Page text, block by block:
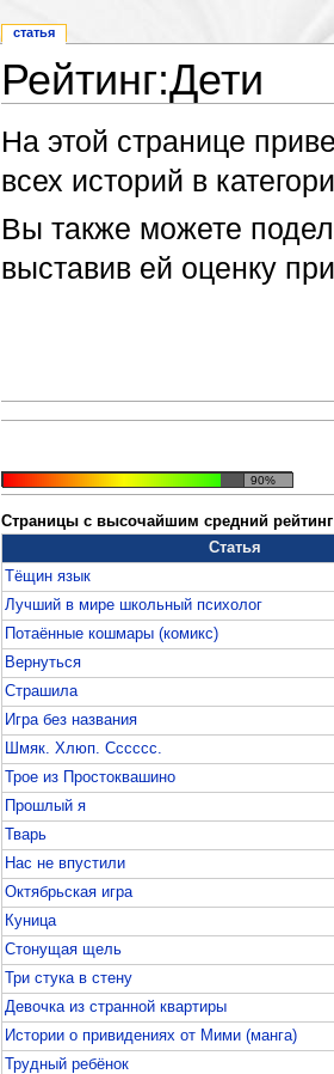
Рейтинг:Дети
На этой странице
всех историй в
Вы также можете
выставив ей оценку
90%
Страницы с высочайшим средний рейтинг
Статья
Тёщин язык
Лучший в мире школьный психолог
Потаённые кошмары (комикс)
Вернуться
Страшила
Игра без названия
Шмяк. Хлюп. Сссссс.
Трое из Простоквашино
Прошлый я
Тварь
Нас не впустили
Октябрьская игра
Куница
Стонущая щель
Три стука в стену
Девочка из странной квартиры
Истории о привидениях от Мими (манга)
Трудный ребёнок
статья